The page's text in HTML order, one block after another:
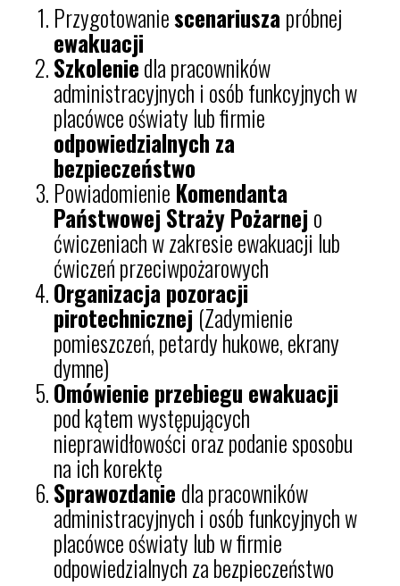
Przygotowaniescenariusza próbnej
ewakuacji
Szkoleniedla pracowników
administracyjnych i osób funkcyjnych w
placówce oświaty lub firmie
odpowiedzialnych za
bezpieczeństwo
Powiadomienie Komendanta
Państwowej Straży Pożarnej o
ćwiczeniach w zakresie ewakuacji lub
ćwiczeń przeciwpożarowych
Organizacja pozoracji
pirotechnicznej (Zadymienie
pomieszczeń, petardy hukowe, ekrany
dymne)
Omówienie przebiegu ewakuacji
pod kątem występujących
nieprawidłowości oraz podanie sposobu
na ich korektę
Sprawozdanie dla pracowników
administracyjnych i osób funkcyjnych w
placówce oświaty lub w firmie
odpowiedzialnych za bezpieczeństwo